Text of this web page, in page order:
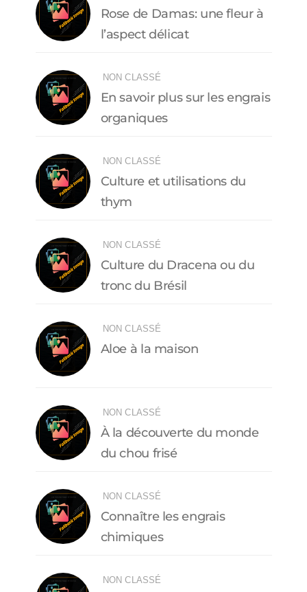
Rose de Damas: une fleur à
l’aspect délicat
NON CLASSÉ
En savoir plus sur les engrais
organiques
NON CLASSÉ
Culture et utilisations du
thym
NON CLASSÉ
Culture du Dracena ou du
tronc du Brésil
NON CLASSÉ
Aloe à la maison
NON CLASSÉ
À la découverte du monde
du chou frisé
NON CLASSÉ
Connaître les engrais
chimiques
NON CLASSÉ